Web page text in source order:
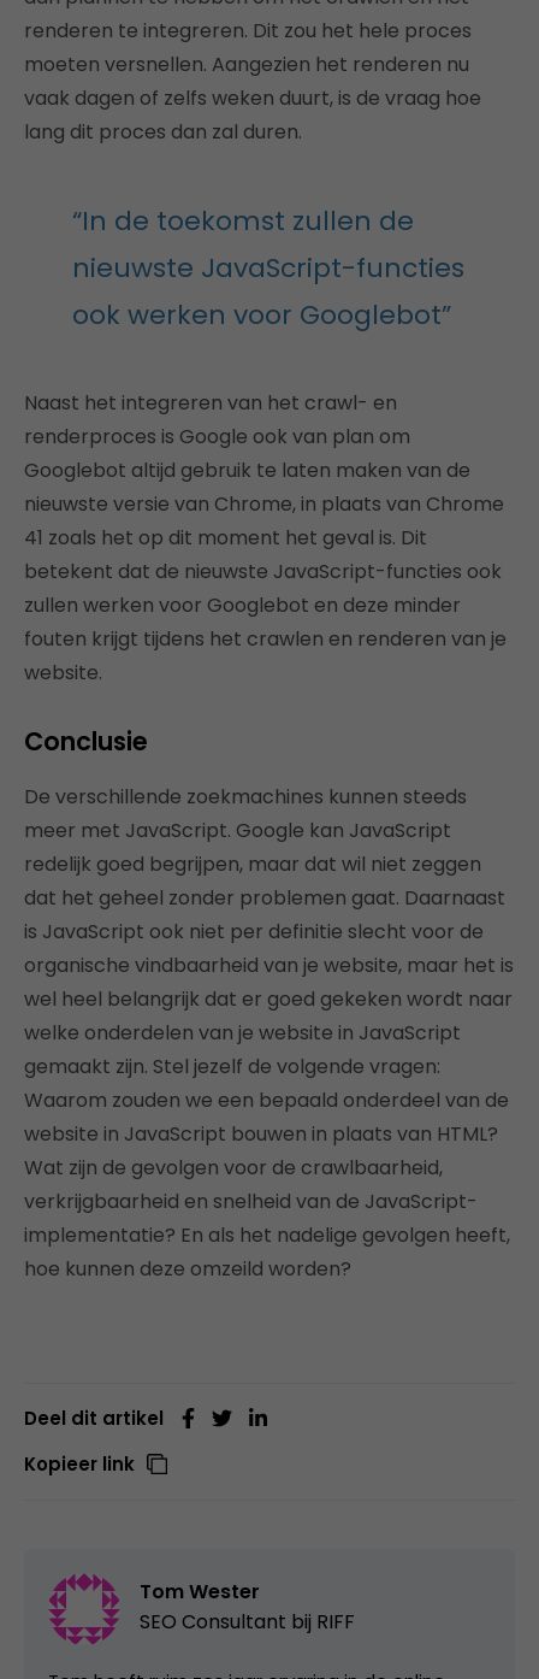
renderen te integreren. Dit zou het hele proces
moeten versnellen. Aangezien het renderen nu
vaak dagen of zelfs weken duurt, is de vraag hoe
lang dit proces dan zal duren.
“In de toekomst zullen de
nieuwste JavaScript-functies
ook werken voor Googlebot”
Naast het integreren van het crawl- en
renderproces is Google ook van plan om
Googlebot altijd gebruik te laten maken van de
nieuwste versie van Chrome, in plaats van Chrome
41 zoals het op dit moment het geval is. Dit
betekent dat de nieuwste JavaScript-functies ook
zullen werken voor Googlebot en deze minder
fouten krijgt tijdens het crawlen en renderen van je
website.
Conclusie
De verschillende zoekmachines kunnen steeds
meer met JavaScript. Google kan JavaScript
redelijk goed begrijpen, maar dat wil niet zeggen
dat het geheel zonder problemen gaat. Daarnaast
is JavaScript ook niet per definitie slecht voor de
organische vindbaarheid van je website, maar het is
wel heel belangrijk dat er goed gekeken wordt naar
welke onderdelen van je website in JavaScript
gemaakt zijn. Stel jezelf de volgende vragen:
Waarom zouden we een bepaald onderdeel van de
website in JavaScript bouwen in plaats van HTML?
Wat zijn de gevolgen voor de crawlbaarheid,
verkrijgbaarheid en snelheid van de JavaScript-
implementatie? En als het nadelige gevolgen heeft,
hoe kunnen deze omzeild worden?
Deel dit artikel
Kopieer link
Tom Wester
SEO Consultant bij RIFF